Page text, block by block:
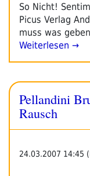
So Nicht!
Picus Verlag
muss was
Weiterlesen →
Pellandini
Rausch
24.03.2007 14:45